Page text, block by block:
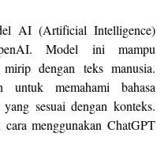
AI (Artificial Intelligence)
Model ini mampu
dengan teks manusia.
untuk memahami bahasa
sesuai dengan konteks.
menggunakan ChatGPT